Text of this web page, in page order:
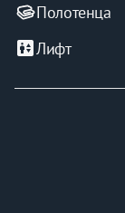
Полотенца
elevatorЛифт